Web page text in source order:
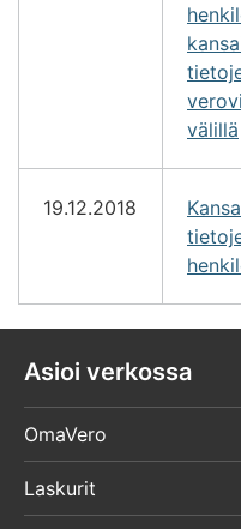
välillä
19.12.2018
Asioi verkossa
OmaVero
Laskurit